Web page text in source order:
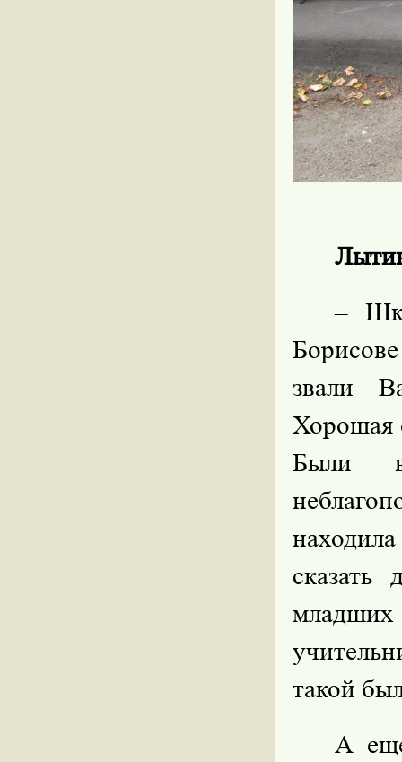
–
звали
Хорошая
Были
сказать
такой
А